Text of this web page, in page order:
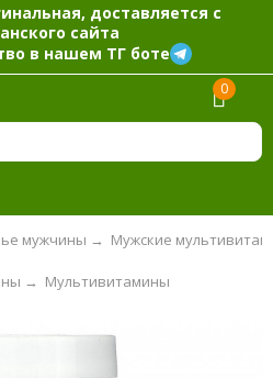
доставляется с
сайта
в нашем ТГ боте
0
мужчины → Мужские
Мультивитамины
→